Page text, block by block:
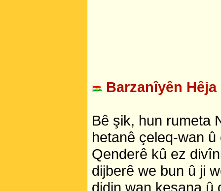
Barzanîyên
Bê şik, hun rumeta
hetanê çeleq-wan
Qenderê kû ez
dijberê we bun û ji
didin wan kesana û